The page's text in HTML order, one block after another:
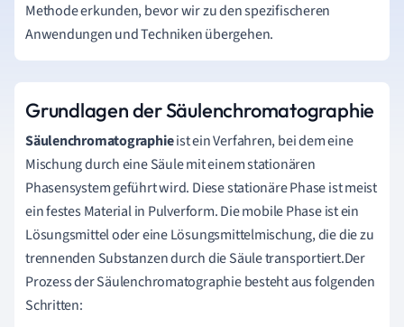
Methode erkunden, bevor wir zu den spezifischeren
Anwendungen und Techniken übergehen.
Grundlagen der Säulenchromatographie
Säulenchromatographieist ein Verfahren, bei dem eine
Mischung durch eine Säule mit einem stationären
Phasensystem geführt wird. Diese stationäre Phase ist meist
ein festes Material in Pulverform. Die mobile Phase ist ein
Lösungsmittel oder eine Lösungsmittelmischung, die die zu
trennenden Substanzen durch die Säule transportiert.Der
Prozess der Säulenchromatographie besteht aus folgenden
Schritten: